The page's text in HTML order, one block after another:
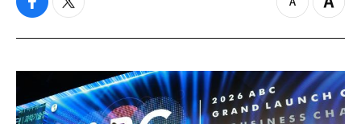
f
c
b
o
k
t
i
t
e
r
z
o
o
u
t
Z
o
i
n